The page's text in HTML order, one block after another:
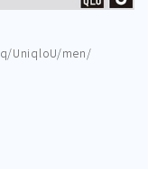
UniqloU/men/